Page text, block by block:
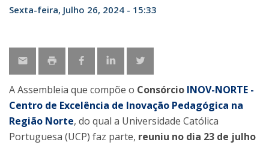
Sexta-feira, Julho 26, 2024 - 15:33
A Assembleia que compõe o Consórcio INOV-NORTE -
Centro de Excelência de Inovação Pedagógica na
Região Norte, do qual a Universidade Católica
Portuguesa (UCP) faz parte, reuniu no dia 23 de julho